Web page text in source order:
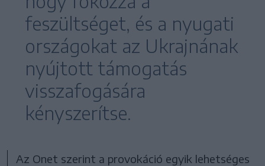
feszültséget, és a nyugati
országokat az Ukrajnának
nyújtott támogatás
visszafogására
kényszerítse.
Az Onet szerint a provokáció egyik lehetséges